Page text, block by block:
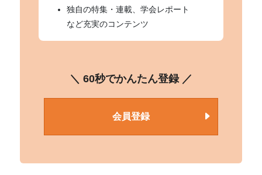
独自の特集・連載、学会レポート
など充実のコンテンツ
＼ 60秒でかんたん登録 ／
会員登録